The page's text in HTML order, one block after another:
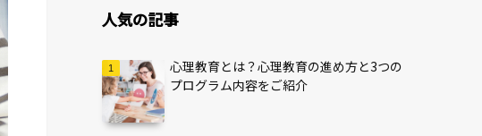
人気の記事
心理教育とは？心理教育の進め方と3つの
プログラム内容をご紹介